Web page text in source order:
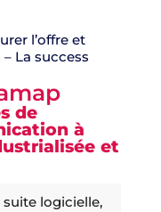
l’offre et
La success
de
à
et
suite logicielle,